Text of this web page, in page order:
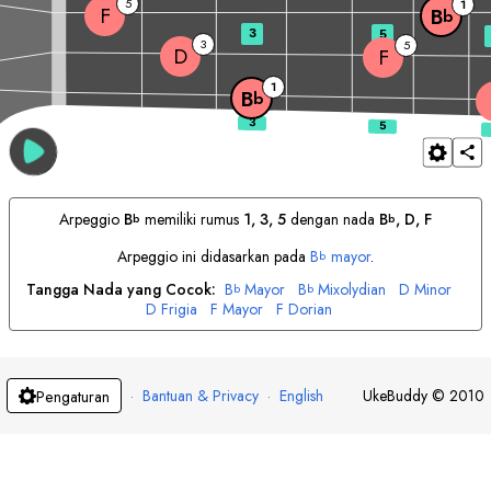
Bb 1
D 3 F 5
F Bb 1
3 5
Arpeggio Bb memiliki rumus 1, 3, 5 dengan nada Bb, D, F
Arpeggio ini didasarkan padaBb mayor.
Tangga Nada yang Cocok: Bb Mayor Bb Mixolydian D Minor
D Frigia F Mayor F Dorian
Pengaturan · Bantuan & Privacy · English UkeBuddy © 2010